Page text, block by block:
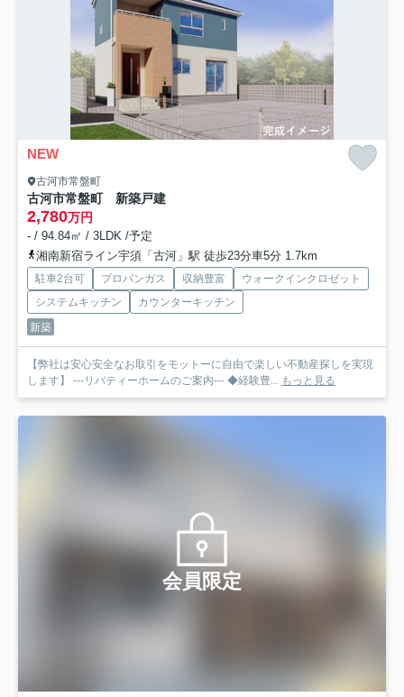
NEW
古河市常盤町
古河市常盤町 新築戸建
2,780万円
- / 94.84㎡ / 3LDK /予定
湘南新宿ライン宇須「古河」駅 徒歩23分車5分 1.7km
駐車2台可 プロパンガス 収納豊富
ウォークインクロゼット
システムキッチン
カウンターキッチン
新築
【弊社は安心安全なお取引をモットーに自由で楽しい不動産探しを実現
します】 ---リバティーホームのご案内--- ◆経験豊... もっと見る
会員限定